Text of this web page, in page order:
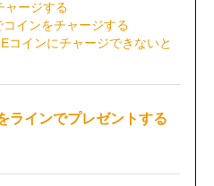
ャージする
インをチャージする
コインにチャージできないと
ラインでプレゼントする